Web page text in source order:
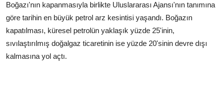
Boğazı'nın kapanmasıyla birlikte Uluslararası Ajansı'nın tanımına
göre tarihin en büyük petrol arz kesintisi yaşandı. Boğazın
kapatılması, küresel petrolün yaklaşık yüzde 25'inin,
sıvılaştırılmış doğalgaz ticaretinin ise yüzde 20'sinin devre dışı
kalmasına yol açtı.